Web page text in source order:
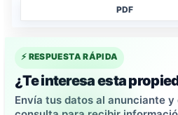
PDF
⚡ RESPUESTA RÁPIDA
¿Te interesa esta
Envía tus datos al anunciante